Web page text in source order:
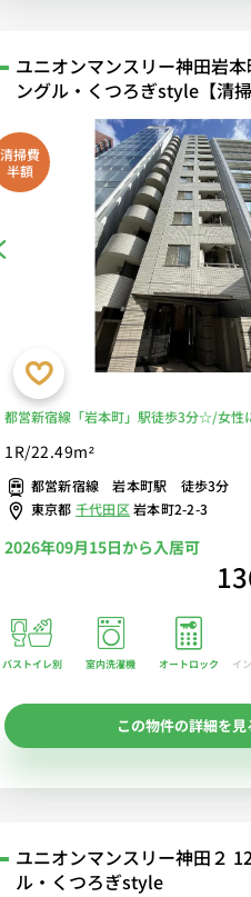
ユニオンマンスリー神田岩
ングル・くつろぎstyle【清掃
清掃費
半額
都営新宿線「岩本町」駅徒歩3分☆/女性
Wi-Fi格安レンタル中！
1R/22.49m²
都営新宿線 岩本町駅 徒歩3分
東京都 千代田区 岩本町2-2-3
2026年09月15日から入居可
バストイレ別 室内洗濯機 オートロック
イ
この物件の詳細を見
ユニオンマンスリー神田２
ル・くつろぎstyle